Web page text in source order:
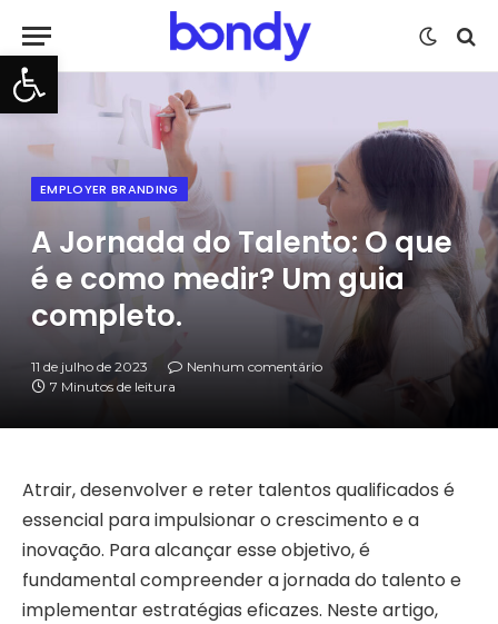
Barra de Ferramentas Aberta
EMPLOYER BRANDING
A Jornada do Talento: O que
é e como medir? Um guia
completo.
11 de julho de 2023
Nenhum comentário
7 Minutos de leitura
Atrair, desenvolver e reter talentos qualificados é
essencial para impulsionar o crescimento e a
inovação. Para alcançar esse objetivo, é
fundamental compreender a jornada do talento e
implementar estratégias eficazes. Neste artigo,